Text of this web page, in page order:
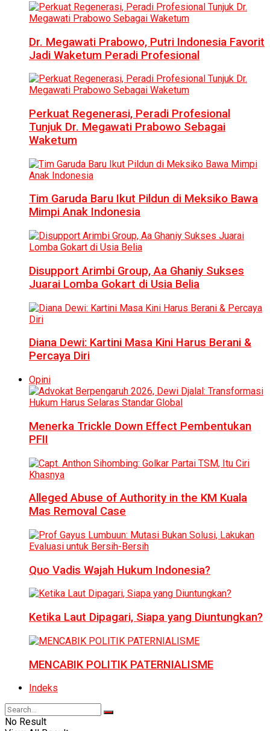
Dr. Megawati Prabowo, Putri Indonesia Favorit
Jadi Waketum Peradi Profesional
Perkuat Regenerasi, Peradi Profesional
Tunjuk Dr. Megawati Prabowo Sebagai
Waketum
Tim Garuda Baru Ikut Pildun di Meksiko Bawa
Mimpi Anak Indonesia
Disupport Arimbi Group, Aa Ghaniy Sukses
Juarai Lomba Gokart di Usia Belia
Diana Dewi: Kartini Masa Kini Harus Berani &
Percaya Diri
Opini
Menerka Trickle Down Effect Pembentukan
PFII
Alleged Abuse of Authority in the KM Kuala
Mas Removal Case
Quo Vadis Wajah Hukum Indonesia?
Ketika Laut Dipagari, Siapa yang Diuntungkan?
MENCABIK POLITIK PATERNIALISME
Indeks
No Result